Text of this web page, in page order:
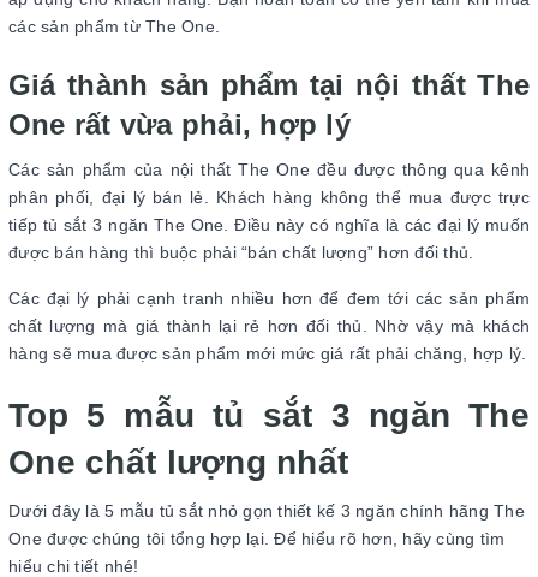
các sản phẩm từ The One.
Giá thành sản phẩm tại nội thất The
One rất vừa phải, hợp lý
Các sản phẩm của nội thất The One đều được thông qua kênh
phân phối, đại lý bán lẻ. Khách hàng không thể mua được trực
tiếp tủ sắt 3 ngăn The One. Điều này có nghĩa là các đại lý muốn
được bán hàng thì buộc phải “bán chất lượng” hơn đối thủ.
Các đại lý phải cạnh tranh nhiều hơn để đem tới các sản phẩm
chất lượng mà giá thành lại rẻ hơn đối thủ. Nhờ vậy mà khách
hàng sẽ mua được sản phẩm mới mức giá rất phải chăng, hợp lý.
Top 5 mẫu tủ sắt 3 ngăn The
One chất lượng nhất
Dưới đây là 5 mẫu tủ sắt nhỏ gọn thiết kế 3 ngăn chính hãng The
One được chúng tôi tổng hợp lại. Để hiểu rõ hơn, hãy cùng tìm
hiểu chi tiết nhé!